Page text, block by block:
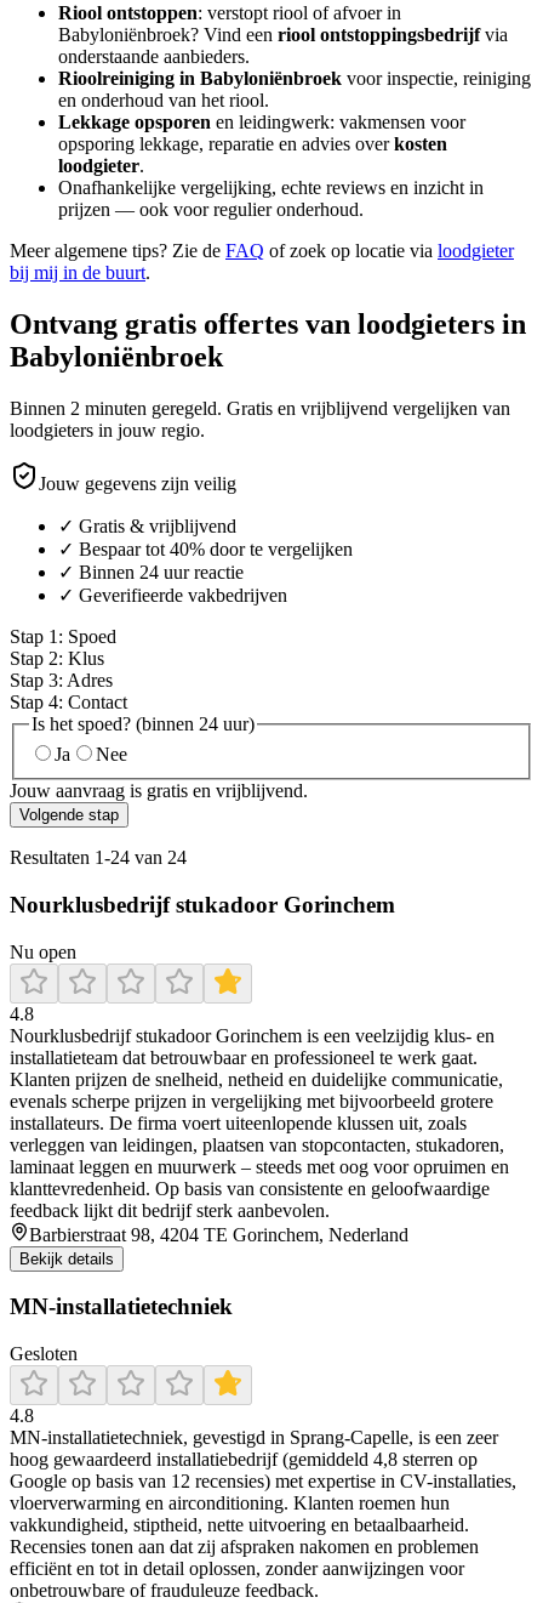
Riool ontstoppen: verstopt riool of afvoer in
Babyloniënbroek? Vind een riool ontstoppingsbedrijfvia
onderstaande aanbieders.
Rioolreiniging in Babyloniënbroek voor inspectie, reiniging
en onderhoud van het riool.
Lekkage opsporen en leidingwerk: vakmensen voor
opsporing lekkage, reparatie en advies overkosten
loodgieter.
Onafhankelijke vergelijking, echte reviews en inzicht in
prijzen — ook voor regulier onderhoud.
Meer algemene tips? Zie de FAQ of zoek op locatie via loodgieter
bij mij in de buurt.
Ontvang gratis offertes van loodgieters in
Babyloniënbroek
Binnen 2 minuten geregeld. Gratis en vrijblijvend vergelijken van
loodgieters in jouw regio.
Jouw gegevens zijn veilig
✓ Gratis & vrijblijvend
✓ Bespaar tot 40% door te vergelijken
✓ Binnen 24 uur reactie
✓ Geverifieerde vakbedrijven
Stap 1 : Spoed
Stap 2: Klus
Stap 3: Adres
Stap 4: Contact
Is het spoed? (binnen 24 uur)
Ja
Nee
Jouw aanvraag is gratis en vrijblijvend.
Volgende stap
Resultaten 1-24 van 24
Nourklusbedrijf stukadoor Gorinchem
Nu open
4.8
Nourklusbedrijf stukadoor Gorinchem is een veelzijdig klus- en
installatieteam dat betrouwbaar en professioneel te werk gaat.
Klanten prijzen de snelheid, netheid en duidelijke communicatie,
evenals scherpe prijzen in vergelijking met bijvoorbeeld grotere
installateurs. De firma voert uiteenlopende klussen uit, zoals
verleggen van leidingen, plaatsen van stopcontacten, stukadoren,
laminaat leggen en muurwerk – steeds met oog voor opruimen en
klanttevredenheid. Op basis van consistente en geloofwaardige
feedback lijkt dit bedrijf sterk aanbevolen.
Barbierstraat 98, 4204 TE Gorinchem, Nederland
Bekijk details
MN-installatietechniek
Gesloten
4.8
MN‑installatietechniek, gevestigd in Sprang‑Capelle, is een zeer
hoog gewaardeerd installatiebedrijf (gemiddeld 4,8 sterren op
Google op basis van 12 recensies) met expertise in CV-installaties,
vloerverwarming en airconditioning. Klanten roemen hun
vakkundigheid, stiptheid, nette uitvoering en betaalbaarheid.
Recensies tonen aan dat zij afspraken nakomen en problemen
efficiënt en tot in detail oplossen, zonder aanwijzingen voor
onbetrouwbare of frauduleuze feedback.